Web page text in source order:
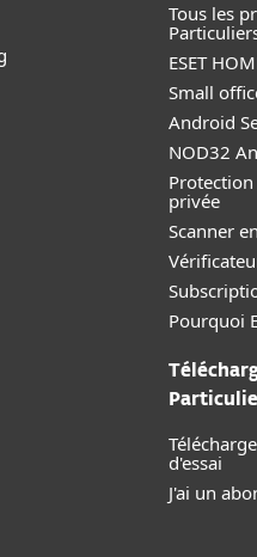
Tous les
ESET
Small
Android
NOD32
privée
Scanner
Pourquoi
d'essai
J'ai un